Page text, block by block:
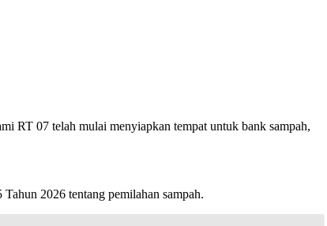
RT 07 telah mulai menyiapkan tempat untuk bank sampah,
2026 tentang pemilahan sampah.